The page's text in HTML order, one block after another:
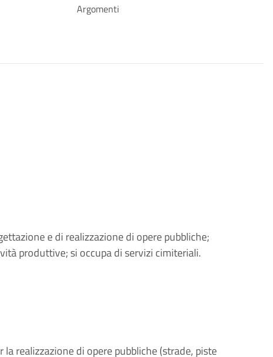
Argomenti
e di realizzazione di opere pubbliche;
produttive; si occupa di servizi cimiteriali.
realizzazione di opere pubbliche (strade, piste